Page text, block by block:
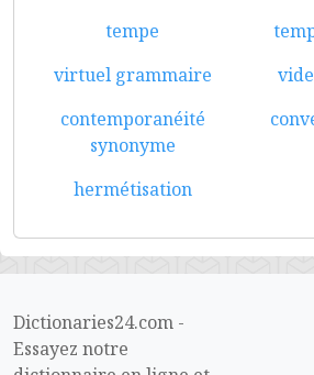
tempe
virtuel grammaire
contemporanéité
synonyme
hermétisation
Dictionaries24.com -
Essayez notre